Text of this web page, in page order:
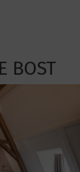
BOST